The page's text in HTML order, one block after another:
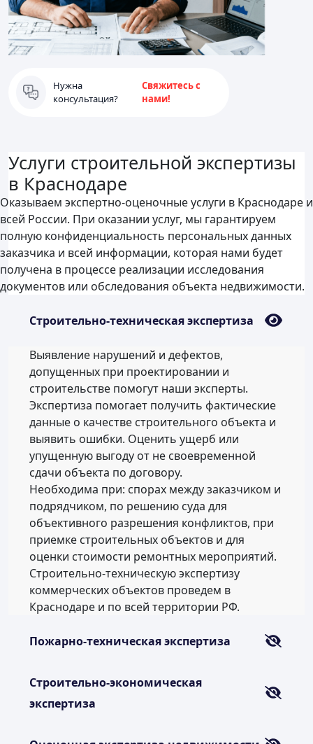
Нужна
консультация?
Свяжитесь с
нами!
Услуги строительной экспертизы
в Краснодаре
Оказываем экспертно-оценочные услуги в Краснодаре и
всей России. При оказании услуг, мы гарантируем
полную конфиденциальность персональных данных
заказчика и всей информации, которая нами будет
получена в процессе реализации исследования
документов или обследования объекта недвижимости.
Строительно-техническая экспертиза
Выявление нарушений и дефектов,
допущенных при проектировании и
строительстве помогут наши эксперты.
Экспертиза помогает получить фактические
данные о качестве строительного объекта и
выявить ошибки. Оценить ущерб или
упущенную выгоду от не своевременной
сдачи объекта по договору.
Необходима при: спорах между заказчиком и
подрядчиком, по решению суда для
объективного разрешения конфликтов, при
приемке строительных объектов и для
оценки стоимости ремонтных мероприятий.
Строительно-техническую экспертизу
коммерческих объектов проведем в
Краснодаре и по всей территории РФ.
Пожарно-техническая экспертиза
Строительно-экономическая
экспертиза